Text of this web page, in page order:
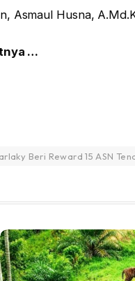
Asmaul Husna,
…
Beri Reward 15 ASN